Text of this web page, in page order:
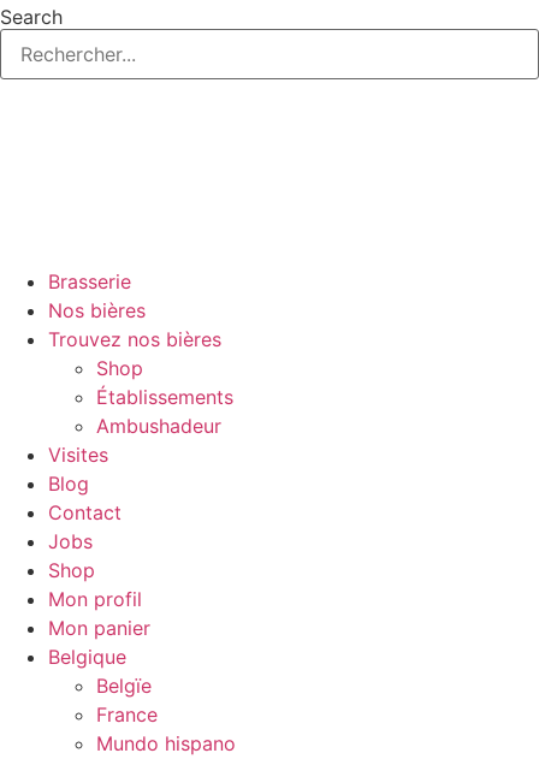
Aller
contenu
Search
Brasserie
Nos bières
Trouvez nos bières
Shop
Établissements
Ambushadeur
Visites
Blog
Contact
Jobs
Shop
Mon profil
Mon panier
Belgique
Belgïe
France
Mundo hispano